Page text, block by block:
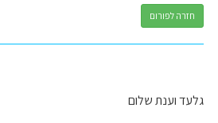
חזרה לפורום
גלעד וענת שלום